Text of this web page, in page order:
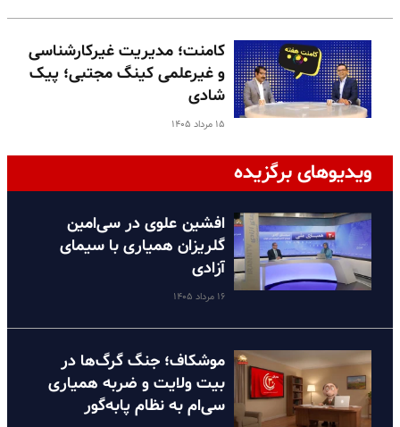
کامنت؛ مدیریت غیرکارشناسی
و غیرعلمی کینگ مجتبی؛ پیک
شادی
۱۵ مرداد ۱۴۰۵
ویدیوهای برگزیده
افشین علوی در سی‌امین
گلریزان همیاری با سیمای
آزادی
۱۶ مرداد ۱۴۰۵
موشکاف؛ جنگ گرگ‌ها در
بیت ولایت و ضربه همیاری
سی‌ام به نظام پا‌به‌گور